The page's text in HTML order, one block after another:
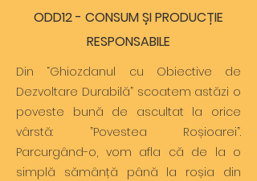
ODD12 - CONSUM ȘI PRODUCȚIE
RESPONSABILE
Din “Ghiozdanul cu Obiective de
Dezvoltare Durabilă” scoatem astăzi o
poveste bună de ascultat la orice
vârstă: ”Povestea Roșioarei”.
Parcurgând-o, vom afla că de la o
simplă sămânță până la roșia din